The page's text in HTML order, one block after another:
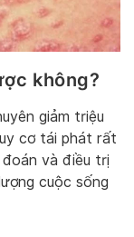
không?
giảm triệu
cơ tái phát rất
và điều trị
cuộc sống